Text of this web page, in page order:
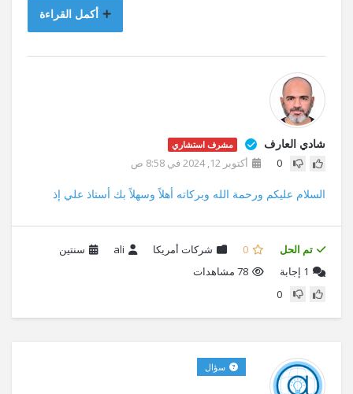
أكمل القراءة
شادي العارف مشرف استشاري
0 أكتوبر 12, 2024 في 8:58 ص
السلام عليكم ورحمة الله وبركاته أهلاً وسهلاً بك أستاذ علي إذ
تم الحل 0 شركات أمريكا ali
سنتين
1 إجابة
78 مشاهدات
0
سؤال